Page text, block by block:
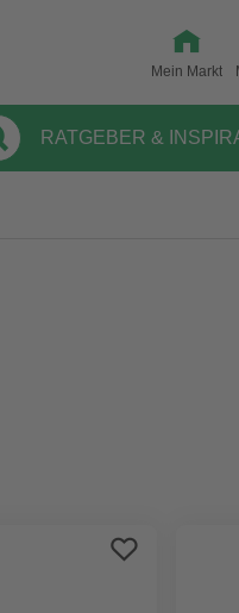
Mein Markt
RATGEBER &